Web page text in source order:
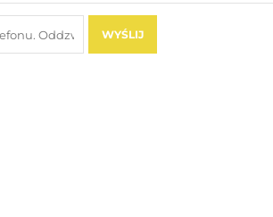
WYŚLIJ